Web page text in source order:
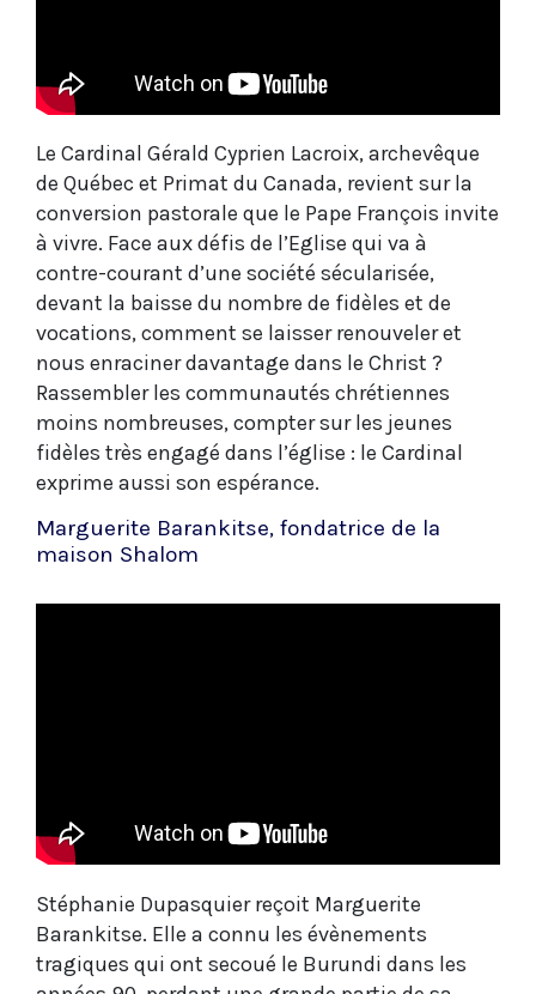
Le Cardinal Gérald Cyprien Lacroix, archevêque
de Québec et Primat du Canada, revient sur la
conversion pastorale que le Pape François invite
à vivre. Face aux défis de l’Eglise qui va à
contre-courant d’une société sécularisée,
devant la baisse du nombre de fidèles et de
vocations, comment se laisser renouveler et
nous enraciner davantage dans le Christ ?
Rassembler les communautés chrétiennes
moins nombreuses, compter sur les jeunes
fidèles très engagé dans l’église : le Cardinal
exprime aussi son espérance.
Marguerite Barankitse, fondatrice de la
maison Shalom
Stéphanie Dupasquier reçoit Marguerite
Barankitse. Elle a connu les évènements
tragiques qui ont secoué le Burundi dans les